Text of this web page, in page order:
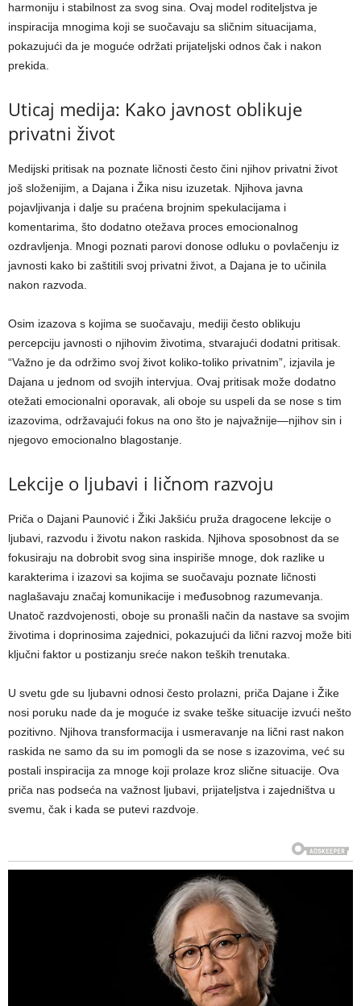
harmoniju i stabilnost za svog sina. Ovaj model roditeljstva je
inspiracija mnogima koji se suočavaju sa sličnim situacijama,
pokazujući da je moguće održati prijateljski odnos čak i nakon
prekida.
Uticaj medija: Kako javnost oblikuje
privatni život
Medijski pritisak na poznate ličnosti često čini njihov privatni život
još složenijim, a Dajana i Žika nisu izuzetak. Njihova javna
pojavljivanja i dalje su praćena brojnim spekulacijama i
komentarima, što dodatno otežava proces emocionalnog
ozdravljenja. Mnogi poznati parovi donose odluku o povlačenju iz
javnosti kako bi zaštitili svoj privatni život, a Dajana je to učinila
nakon razvoda.
Osim izazova s kojima se suočavaju, mediji često oblikuju
percepciju javnosti o njihovim životima, stvarajući dodatni pritisak.
“Važno je da održimo svoj život koliko-toliko privatnim”, izjavila je
Dajana u jednom od svojih intervjua. Ovaj pritisak može dodatno
otežati emocionalni oporavak, ali oboje su uspeli da se nose s tim
izazovima, održavajući fokus na ono što je najvažnije—njihov sin i
njegovo emocionalno blagostanje.
Lekcije o ljubavi i ličnom razvoju
Priča o Dajani Paunović i Žiki Jakšiću pruža dragocene lekcije o
ljubavi, razvodu i životu nakon raskida. Njihova sposobnost da se
fokusiraju na dobrobit svog sina inspiriše mnoge, dok razlike u
karakterima i izazovi sa kojima se suočavaju poznate ličnosti
naglašavaju značaj komunikacije i međusobnog razumevanja.
Unatoč razdvojenosti, oboje su pronašli način da nastave sa svojim
životima i doprinosima zajednici, pokazujući da lični razvoj može biti
ključni faktor u postizanju sreće nakon teških trenutaka.
U svetu gde su ljubavni odnosi često prolazni, priča Dajane i Žike
nosi poruku nade da je moguće iz svake teške situacije izvući nešto
pozitivno. Njihova transformacija i usmeravanje na lični rast nakon
raskida ne samo da su im pomogli da se nose s izazovima, već su
postali inspiracija za mnoge koji prolaze kroz slične situacije. Ova
priča nas podseća na važnost ljubavi, prijateljstva i zajedništva u
svemu, čak i kada se putevi razdvoje.